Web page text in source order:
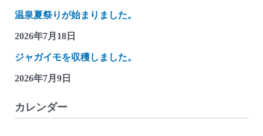
温泉夏祭りが始まりました。
2026年7月18日
ジャガイモを収穫しました。
2026年7月9日
カレンダー